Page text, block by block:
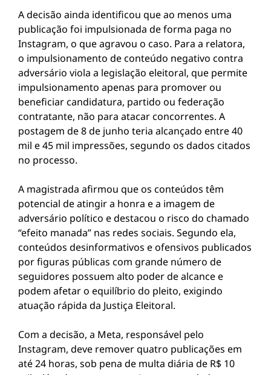
A decisão ainda identificou que ao menos uma
publicação foi impulsionada de forma paga no
Instagram, o que agravou o caso. Para a relatora,
o impulsionamento de conteúdo negativo contra
adversário viola a legislação eleitoral, que permite
impulsionamento apenas para promover ou
beneficiar candidatura, partido ou federação
contratante, não para atacar concorrentes. A
postagem de 8 de junho teria alcançado entre 40
mil e 45 mil impressões, segundo os dados citados
no processo.
A magistrada afirmou que os conteúdos têm
potencial de atingir a honra e a imagem de
adversário político e destacou o risco do chamado
“efeito manada” nas redes sociais. Segundo ela,
conteúdos desinformativos e ofensivos publicados
por figuras públicas com grande número de
seguidores possuem alto poder de alcance e
podem afetar o equilíbrio do pleito, exigindo
atuação rápida da Justiça Eleitoral.
Com a decisão, a Meta, responsável pelo
Instagram, deve remover quatro publicações em
até 24 horas, sob pena de multa diária de R$ 10